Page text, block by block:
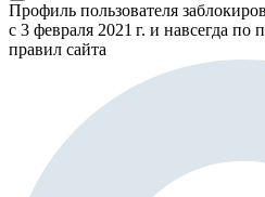
Профиль пользователя
с 3 февраля 2021 г. и навсегда по
правил сайта